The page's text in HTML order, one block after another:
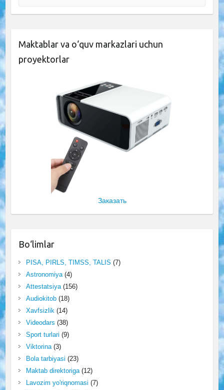
Maktablar va o‘quv markazlari uchun
proyektorlar
Заказать
Bo‘limlar
PISA, PIRLS, TIMSS, TALIS (7)
Astronomiya(4)
Attestatsiya(156)
Audiokitob(18)
Xavfsizlik (14)
Videodars (38)
Sport turlari (9)
Viktorina(3)
Bola tarbiyasi (23)
Maktab direktoriga(12)
Lavozim yo'riqnomasi (7)